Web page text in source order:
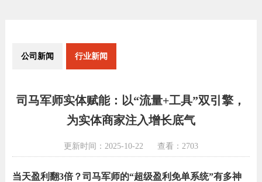
公司新闻 行业新闻
司马军师实体赋能：以“流量+工具”双引擎，
为实体商家注入增长底气
更新时间：2025-10-22 查看：2703
当天盈利翻3倍？司马军师的“超级盈利免单系统”有多神